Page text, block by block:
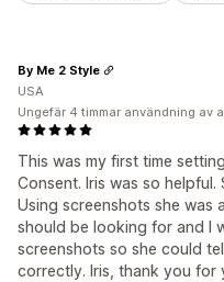
This was my first time
Consent. Iris was so
Using screenshots she was
should be looking for and I
screenshots so she could
correctly. Iris, thank you for
By Me 2 Style
USA
Ungefär 4 timmar användning av